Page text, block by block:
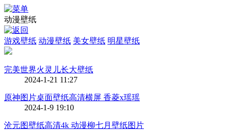
动漫壁纸
游戏壁纸 动漫壁纸 美女壁纸 明星壁纸
完美世界火灵儿长大壁纸
2024-1-21 11:27
原神图片桌面壁纸高清横屏 香菱x瑶瑶
2024-1-9 19:10
沧元图壁纸高清4k 动漫柳七月壁纸图片